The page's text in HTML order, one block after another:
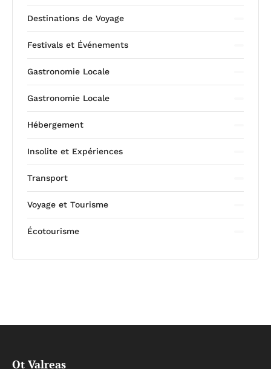
Destinations de Voyage
Festivals et Événements
Gastronomie Locale
Gastronomie Locale
Hébergement
Insolite et Expériences
Transport
Voyage et Tourisme
Écotourisme
Ot Valreas